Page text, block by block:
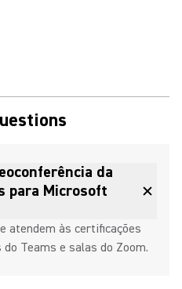
da
para Microsoft
atendem às certificações
Teams e salas do Zoom.